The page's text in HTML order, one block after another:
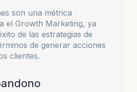
son una métrica
el Growth Marketing, ya
de las estrategias de
de generar acciones
clientes.